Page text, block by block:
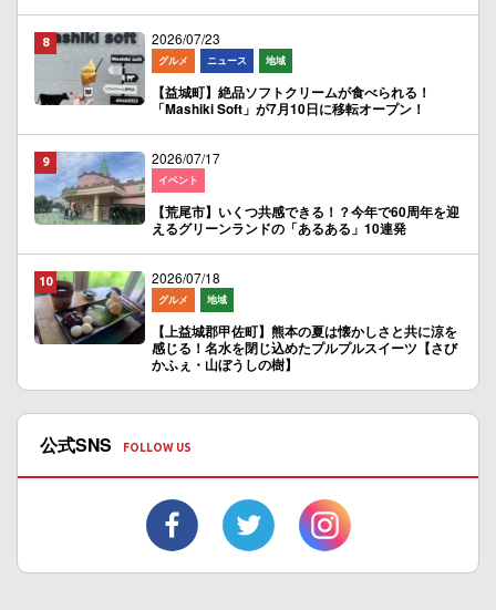
2026/07/23
グルメ ニュース 地域
【益城町】絶品ソフトクリームが食べられる！
「Mashiki Soft」が7月10日に移転オープン！
2026/07/17
イベント
【荒尾市】いくつ共感できる！？今年で60周年を迎
えるグリーンランドの「あるある」10連発
2026/07/18
グルメ 地域
【上益城郡甲佐町】熊本の夏は懐かしさと共に涼を
感じる！名水を閉じ込めたプルプルスイーツ【さび
かふぇ・山ぼうしの樹】
公式SNS